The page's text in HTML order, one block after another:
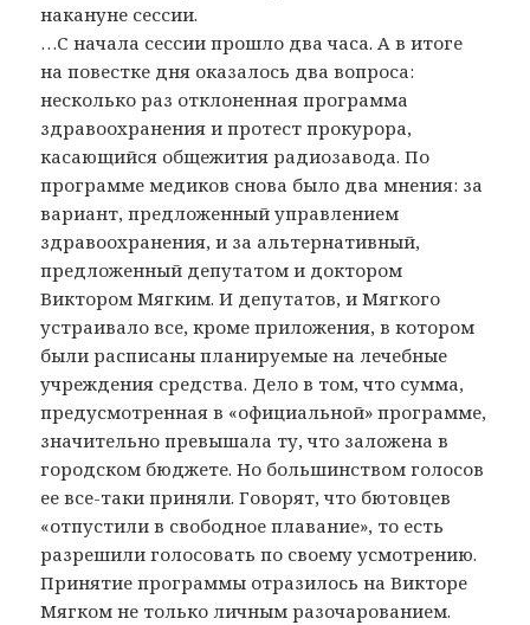
накануне сессии.
…С начала сессии прошло два часа. А в итоге
на повестке дня оказалось два вопроса:
несколько раз отклоненная программа
здравоохранения и протест прокурора,
касающийся общежития радиозавода. По
программе медиков снова было два мнения: за
вариант, предложенный управлением
здравоохранения, и за альтернативный,
предложенный депутатом и доктором
Виктором Мягким. И депутатов, и Мягкого
устраивало все, кроме приложения, в котором
были расписаны планируемые на лечебные
учреждения средства. Дело в том, что сумма,
предусмотренная в «официальной» программе,
значительно превышала ту, что заложена в
городском бюджете. Но большинством голосов
ее все-таки приняли. Говорят, что бютовцев
«отпустили в свободное плавание», то есть
разрешили голосовать по своему усмотрению.
Принятие программы отразилось на Викторе
Мягком не только личным разочарованием.